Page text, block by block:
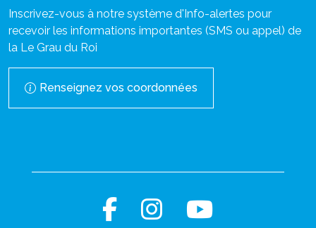
Inscrivez-vous à notre système d'Info-alertes pour
recevoir les informations importantes (SMS ou appel) de
la Le Grau du Roi
Renseignez vos coordonnées